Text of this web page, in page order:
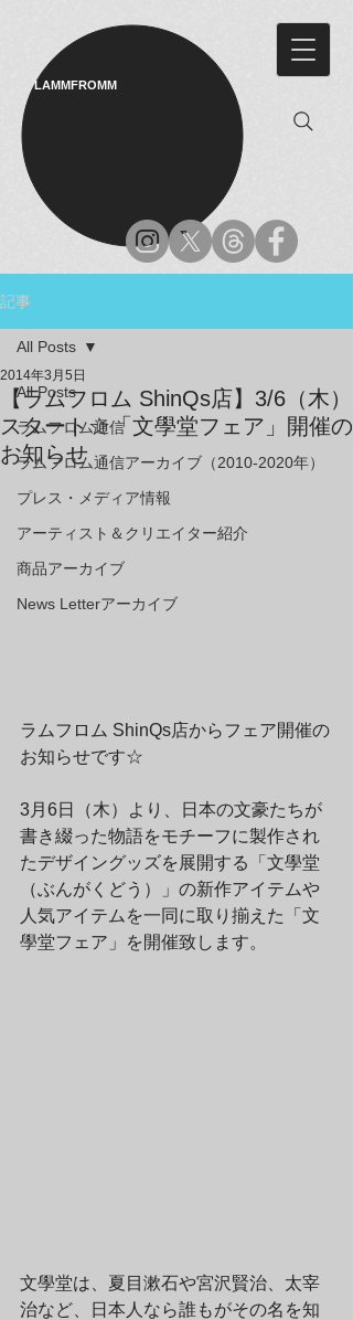
LAMMFROMM​
記事
All Posts
ラムフロム通信
ラムフロム通信アーカイブ（2010-2020年）
プレス・メディア情報
アーティスト＆クリエイター紹介
商品アーカイブ
News Letterアーカイブ
All Posts
【ラムフロム ShinQs店】3/6（木）
スタート☆「文學堂フェア」開催の
お知らせ
2014年3月5日
ラムフロム ShinQs店からフェア開催の
お知らせです☆
3月6日（木）より、日本の文豪たちが
書き綴った物語をモチーフに製作され
たデザイングッズを展開する「文學堂
（ぶんがくどう）」の新作アイテムや
人気アイテムを一同に取り揃えた「文
學堂フェア」を開催致します。
文學堂は、夏目漱石や宮沢賢治、太宰
治など、日本人なら誰もがその名を知